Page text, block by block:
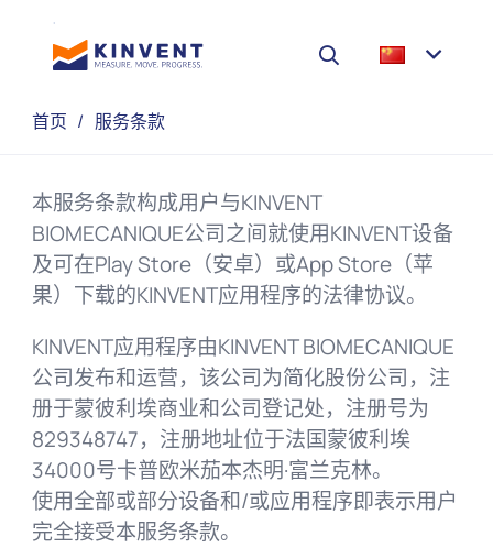
首页 / 服务条款
本服务条款构成用户与KINVENT
BIOMECANIQUE公司之间就使用KINVENT设备
及可在Play Store（安卓）或App Store（苹
果）下载的KINVENT应用程序的法律协议。
KINVENT应用程序由KINVENT BIOMECANIQUE
公司发布和运营，该公司为简化股份公司，注
册于蒙彼利埃商业和公司登记处，注册号为
829348747，注册地址位于法国蒙彼利埃
34000号卡普欧米茄本杰明·富兰克林。
使用全部或部分设备和/或应用程序即表示用户
完全接受本服务条款。